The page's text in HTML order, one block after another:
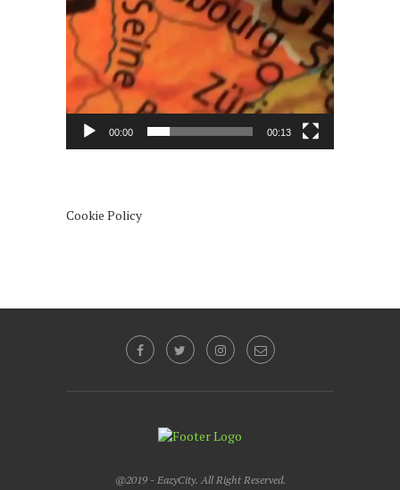
00:00 00:13
Cookie Policy
@2019 - EazyCity. All Right Reserved.